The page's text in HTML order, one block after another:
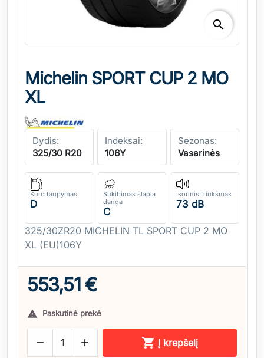
search
Michelin SPORT CUP 2 MO
XL
Dydis:
325/30 R20
Indeksai:
106Y
Sezonas:
Vasarinės
Kuro taupymas
D
Sukibimas šlapia
danga
C
Išorinis triukšmas
73 dB
325/30ZR20 MICHELIN TL SPORT CUP 2 MO
XL (EU)106Y
553,51 €
 Paskutinė prekė
   Į krepšelį